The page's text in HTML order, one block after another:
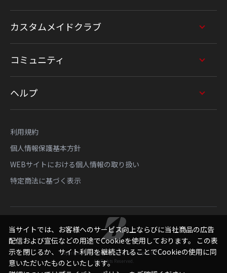
カスタムメイドクラブ
コミュニティ
ヘルプ
利用規約
個人情報保護基本方針
WEBサイトにおける個人情報の取り扱い
特定商法に基づく表示
Copyright © Bridgestone Sports Sales Japan Co., Ltd.
All Rights Reserved.
当サイトでは、お客様へのサービス向上ならびに当社商品の広告
配信および宣伝などの用途でCookieを使用しております。 この表
示を閉じるか、サイト利用を継続されることでCookieの使用に同
意いただいたものといたします。